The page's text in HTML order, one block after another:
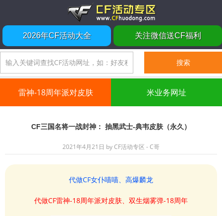
2026年CF活动大全 关注微信送CF福利
雷神-18周年派对皮肤 米业务网址
CF三国名将一战封神： 抽黑武士-典韦皮肤（永久）
2021年4月21日 byCF活动专区 - C哥
代做CF女仆喵喵、高爆麟龙
代做CF雷神-18周年派对皮肤、双生烟雾弹-18周年